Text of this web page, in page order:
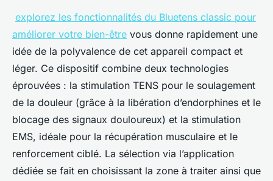
explorez les fonctionnalités du Bluetens classic pour
améliorer votre bien-être vous donne rapidement une
idée de la polyvalence de cet appareil compact et
léger. Ce dispositif combine deux technologies
éprouvées : la stimulation TENS pour le soulagement
de la douleur (grâce à la libération d’endorphines et le
blocage des signaux douloureux) et la stimulation
EMS, idéale pour la récupération musculaire et le
renforcement ciblé. La sélection via l’application
dédiée se fait en choisissant la zone à traiter ainsi que